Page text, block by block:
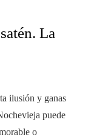
La
ilusión y ganas
puede
o